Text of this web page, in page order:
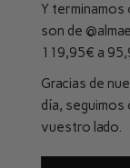
Y terminamos
son de
119,95€ a
Gracias de
día, seguimos
vuestro lado.